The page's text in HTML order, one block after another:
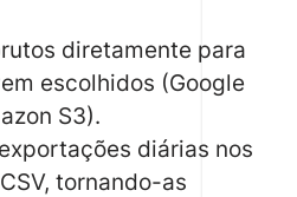
diretamente para
escolhidos (Google
S3).
diárias nos
tornando-as